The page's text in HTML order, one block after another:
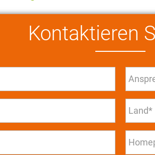
Kontaktieren